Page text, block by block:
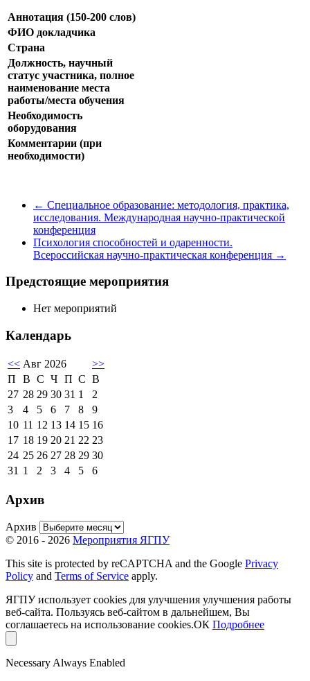
Аннотация (150-200 слов)
ФИО докладчика
Страна
Должность, научный
статус участника, полное
наименование места
работы/места обучения
Необходимость
оборудования
Комментарии (при
необходимости)
← Специальное образование: методология, практика,
исследования. Международная научно-практической
конференция
Психология способностей и одаренности.
Всероссийская научно-практическая конференция →
Предстоящие мероприятия
Нет мероприятий
Календарь
<< Авг 2026
>>
П
В С Ч П С В
27 28 29 30 31 1
2
3
4 5 6 7 8
9
10 11 12 13 14 15 16
17 18 19 20 21 22 23
24 25 26 27 28 29 30
31 1 2 3 4 5 6
Архив
Архив
© 2016 - 2026 Мероприятия ЯГПУ
This site is protected by reCAPTCHA and the Google Privacy
Policy and Terms of Service apply.
ЯГПУ использует cookies для улучшения улучшения работы
веб-сайта. Пользуясь веб-сайтом в дальнейшем, Вы
соглашаетесь на использование cookies.ОК Подробнее
Necessary Always Enabled